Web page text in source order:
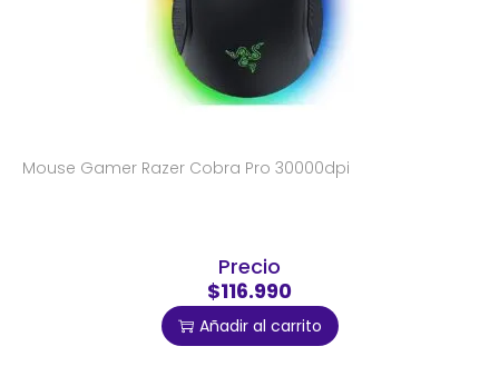
Mouse Gamer Razer Cobra Pro 30000dpi
Precio
$116.990
Añadir al carrito